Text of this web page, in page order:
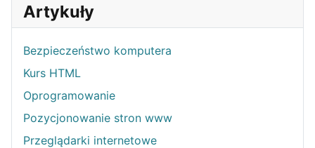
Artykuły
Bezpieczeństwo komputera
Kurs HTML
Oprogramowanie
Pozycjonowanie stron www
Przeglądarki internetowe